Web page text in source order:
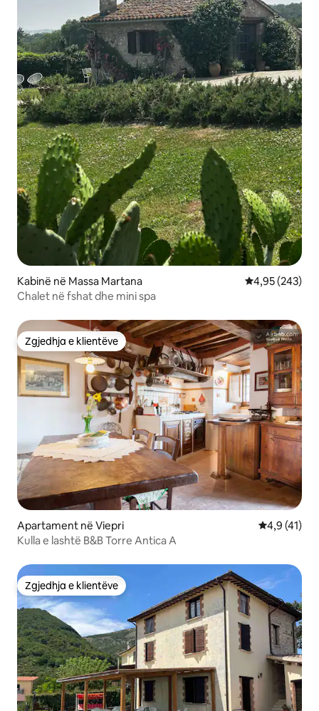
Kabinë në Massa Martana Vlerësimi
4,95 (243)
Chalet në fshat dhe mini spa
Zgjedhja e klientëve
Zgjedhja e klientëve
Apartament në Viepri Vlerësimi
4,9 (41)
Kulla e lashtë B&B Torre Antica A
Zgjedhja e klientëve
Zgjedhja e klientëve